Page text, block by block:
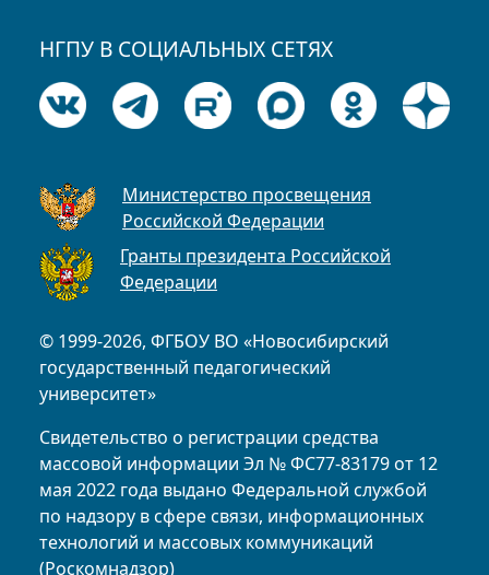
© 1999-2026, ФГБОУ ВО «Новосибирский
государственный педагогический
университет»
Свидетельство о регистрации средства
массовой информации Эл № ФС77-83179 от 12
мая 2022 года выдано Федеральной службой
по надзору в сфере связи, информационных
технологий и массовых коммуникаций
(Роскомнадзор)
НГПУ В СОЦИАЛЬНЫХ СЕТЯХ
Министерство просвещения
Российской Федерации
Гранты президента Российской
Федерации